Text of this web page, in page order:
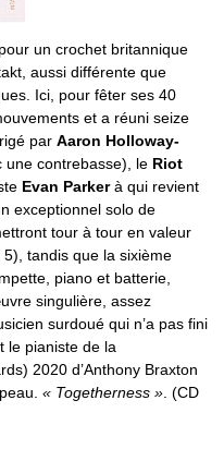
pour un crochet britannique
aussi différente que
Ici, pour fêter ses 40
et a réuni seize
par Aaron Holloway-
une contrebasse), le Riot
Evan Parkerà qui revient
exceptionnel solo de
tour à tour en valeur
tandis que la sixième
piano et batterie,
singulière, assez
surdoué qui n’a pas fini
le pianiste de la
2020 d’Anthony Braxton
« Togetherness » . (CD